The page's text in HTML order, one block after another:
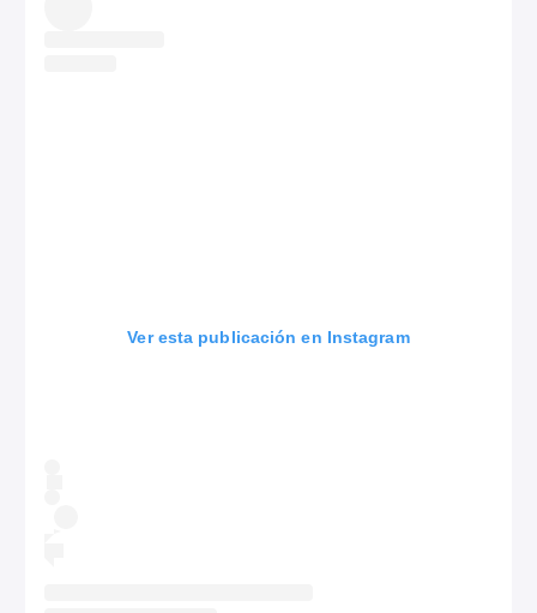
Ver esta publicación en Instagram